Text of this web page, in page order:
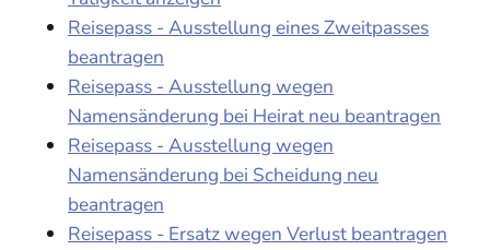
Reisepass - Ausstellung eines Zweitpasses
beantragen
Reisepass - Ausstellung wegen
Namensänderung bei Heirat neu beantragen
Reisepass - Ausstellung wegen
Namensänderung bei Scheidung neu
beantragen
Reisepass - Ersatz wegen Verlust beantragen